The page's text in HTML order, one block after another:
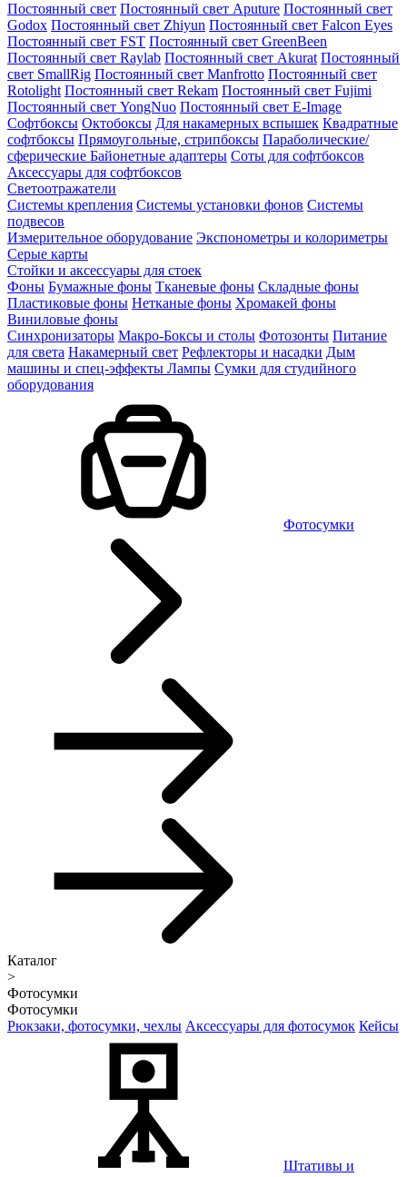
Постоянный свет Постоянный свет Aputure Постоянный свет
Godox Постоянный свет Zhiyun Постоянный свет Falcon Eyes
Постоянный свет FST Постоянный свет GreenBeen
Постоянный свет Raylab Постоянный свет Akurat Постоянный
свет SmallRig Постоянный свет Manfrotto Постоянный свет
Rotolight Постоянный свет Rekam Постоянный свет Fujimi
Постоянный свет YongNuo Постоянный свет E-Image
Софтбоксы Октобоксы Для накамерных вспышек Квадратные
софтбоксы Прямоугольные, стрипбоксы Параболические/
сферические Байонетныe адаптеры Соты для софтбоксов
Аксессуары для софтбоксов
Светоотражатели
Системы крепления Системы установки фонов Системы
подвесов
Измерительное оборудование Экспонометры и колориметры
Серые карты
Стойки и аксессуары для стоек
Фоны Бумажные фоны Тканевые фоны Складные фоны
Пластиковые фоны Нетканые фоны Хромакей фоны
Виниловые фоны
Синхронизаторы Макро-Боксы и столы Фотозонты Питание
для света Накамерный свет Рефлекторы и насадки Дым
машины и спец-эффекты Лампы Сумки для студийного
оборудования
Фотосумки
Каталог
>
Фотосумки
Фотосумки
Рюкзаки, фотосумки, чехлы Аксессуары для фотосумок Кейсы
Штативы и